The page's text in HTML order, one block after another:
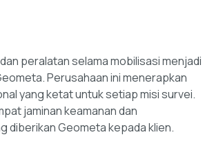
peralatan selama mobilisasi menjadi
Perusahaan ini menerapkan
yang ketat untuk setiap misi survei.
jaminan keamanan dan
diberikan Geometa kepada klien.